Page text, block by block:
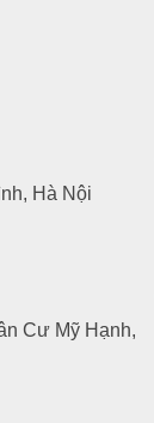
Hà Nội
Cư Mỹ Hạnh,